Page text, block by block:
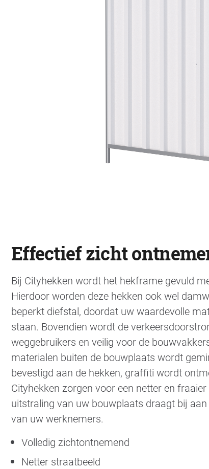
Effectief zicht
Bij Cityhekken wordt het hekframe gevuld
Hierdoor worden deze hekken ook wel
beperkt diefstal, doordat uw waardevolle
staan. Bovendien wordt de
weggebruikers en veilig voor de
materialen buiten de bouwplaats wordt
bevestigd aan de hekken, graffiti wordt
Cityhekken zorgen voor een netter en
uitstraling van uw bouwplaats draagt bij
van uw werknemers.
Volledig zichtontnemend
Netter straatbeeld